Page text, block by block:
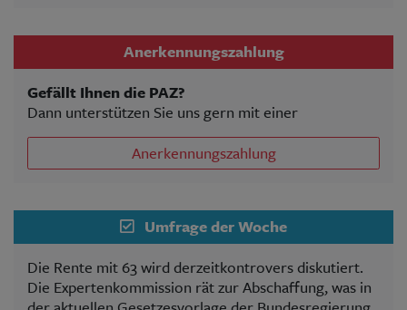
Anerkennungszahlung
Gefällt Ihnen die PAZ?
Dann unterstützen Sie uns gern mit einer
Anerkennungszahlung
Umfrage der Woche
Die Rente mit 63 wird derzeitkontrovers diskutiert.
Die Expertenkommission rät zur Abschaffung, was in